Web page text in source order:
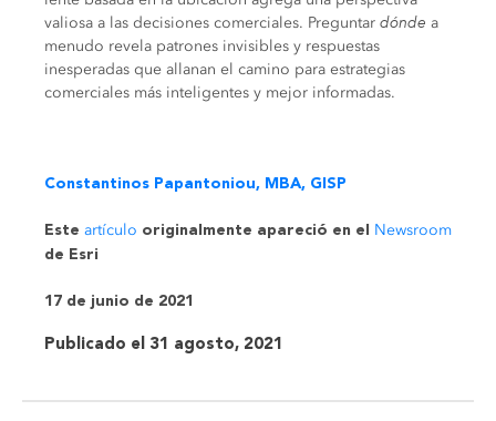
valiosa a las decisiones comerciales. Preguntar dónde a
menudo revela patrones invisibles y respuestas
inesperadas que allanan el camino para estrategias
comerciales más inteligentes y mejor informadas.
Constantinos Papantoniou, MBA, GISP
Este artículo originalmente apareció en el Newsroom
de Esri
17 de junio de 2021
Publicado el 31 agosto, 2021